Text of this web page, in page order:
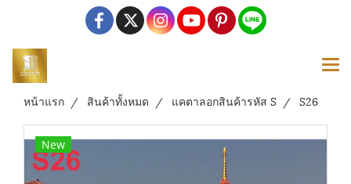
หน้าแรก สินค้าทั้งหมด แคตาลอกสินค้ารหัส S S26
New